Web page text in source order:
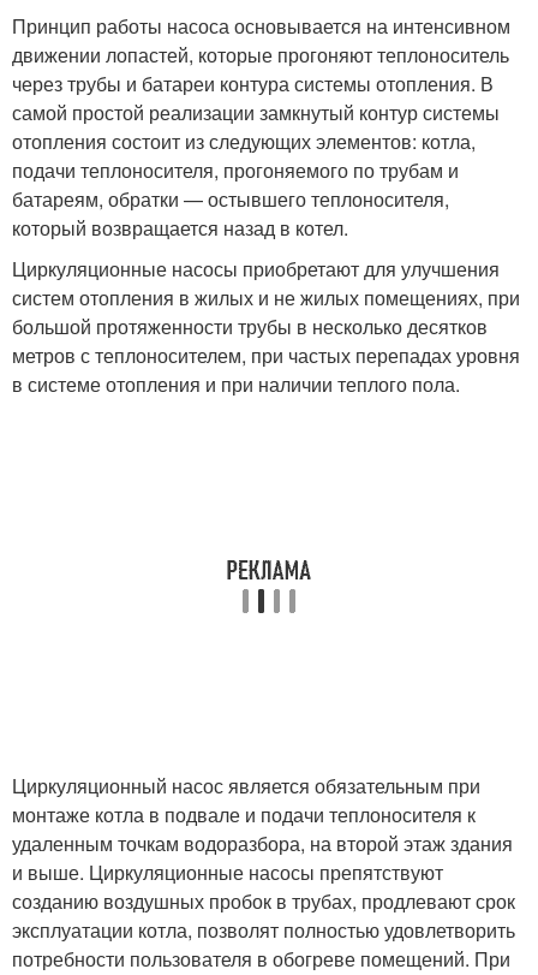
Принцип работы насоса основывается на интенсивном
движении лопастей, которые прогоняют теплоноситель
через трубы и батареи контура системы отопления. В
самой простой реализации замкнутый контур системы
отопления состоит из следующих элементов: котла,
подачи теплоносителя, прогоняемого по трубам и
батареям, обратки — остывшего теплоносителя,
который возвращается назад в котел.
Циркуляционные насосы приобретают для улучшения
систем отопления в жилых и не жилых помещениях, при
большой протяженности трубы в несколько десятков
метров с теплоносителем, при частых перепадах уровня
в системе отопления и при наличии теплого пола.
Циркуляционный насос является обязательным при
монтаже котла в подвале и подачи теплоносителя к
удаленным точкам водоразбора, на второй этаж здания
и выше. Циркуляционные насосы препятствуют
созданию воздушных пробок в трубах, продлевают срок
эксплуатации котла, позволят полностью удовлетворить
потребности пользователя в обогреве помещений. При